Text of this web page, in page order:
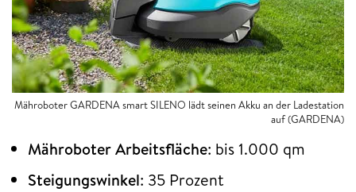
Mähroboter GARDENA smart SILENO lädt seinen Akku an der Ladestation
auf (GARDENA)
Mähroboter Arbeitsfläche: bis 1.000 qm
Steigungswinkel: 35 Prozent